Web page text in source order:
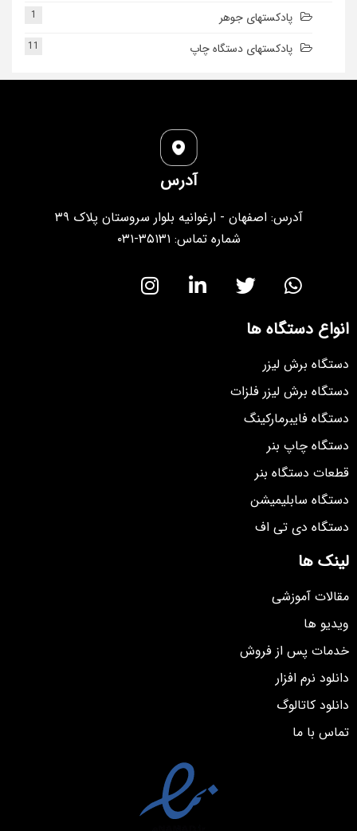
پادکستهای جوهر 1
پادکستهای دستگاه چاپ 11
آدرس
آدرس: اصفهان - ارغوانیه بلوار سروستان پلاک ۳۹
شماره تماس: ۳۵۱۳۱-۰۳۱
انواع دستگاه ها
دستگاه برش لیزر
دستگاه برش لیزر فلزات
دستگاه فایبرمارکینگ
دستگاه چاپ بنر
قطعات دستگاه بنر
دستگاه سابلیمیشن
دستگاه دی تی اف
لینک ها
مقالات آموزشی
ویدیو ها
خدمات پس از فروش
دانلود نرم افزار
دانلود کاتالوگ
تماس با ما